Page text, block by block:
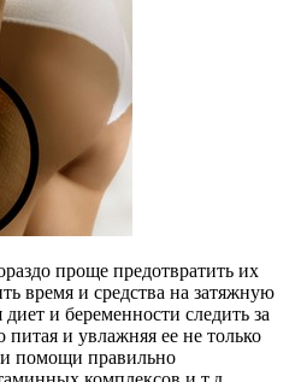
проще предотвратить их
время и средства на затяжную
и беременности следить за
питая и увлажняя ее не только
помощи правильно